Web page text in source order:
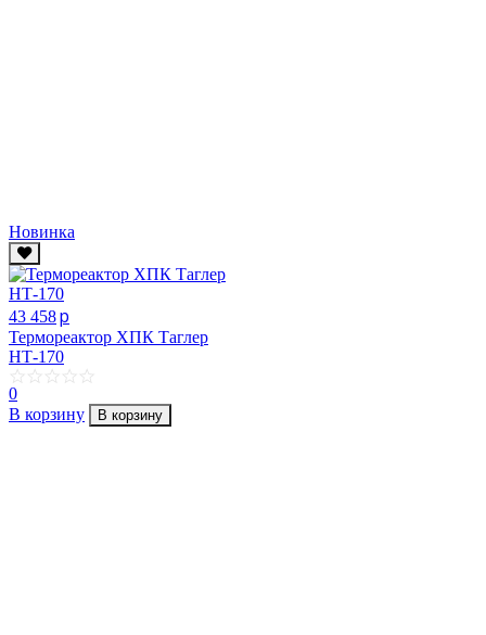
Новинка
43 458p
Термореактор ХПК Таглер
НТ-170
0
В корзину
В корзину